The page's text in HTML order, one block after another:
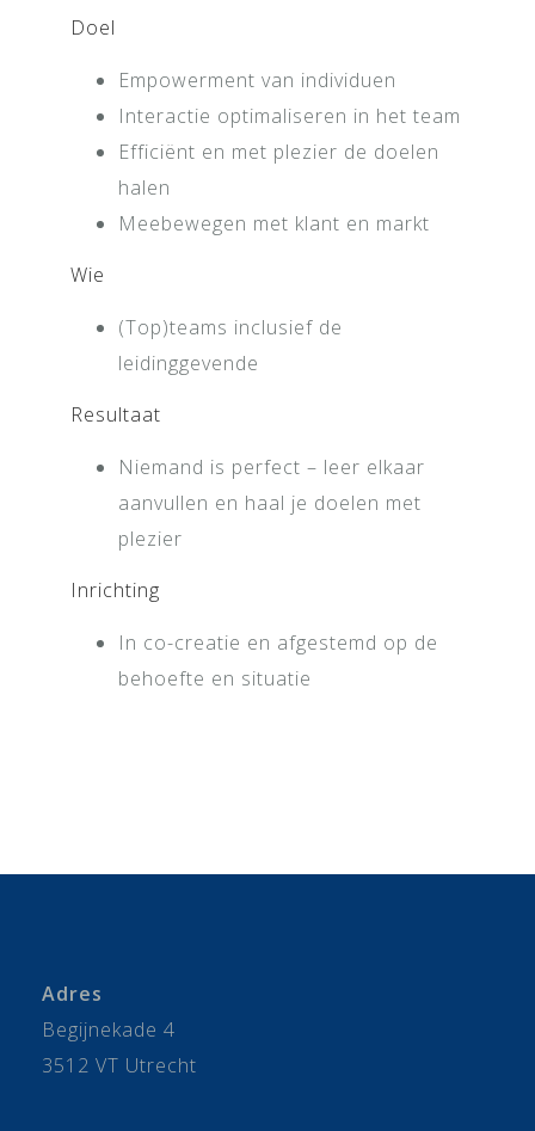
Doel
Empowerment van individuen
Interactie optimaliseren in het team
Efficiënt en met plezier de doelen
halen
Meebewegen met klant en markt
Wie
(Top)teams inclusief de
leidinggevende
Resultaat
Niemand is perfect – leer elkaar
aanvullen en haal je doelen met
plezier
Inrichting
In co-creatie en afgestemd op de
behoefte en situatie
Adres
Begijnekade 4
3512 VT Utrecht